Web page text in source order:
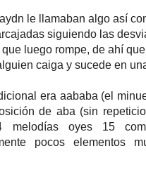
le llamaban algo así
siguiendo las
luego rompe, de ahí que
caiga y sucede en
era aababa (el
de aba (sin
melodías oyes 15
pocos elementos